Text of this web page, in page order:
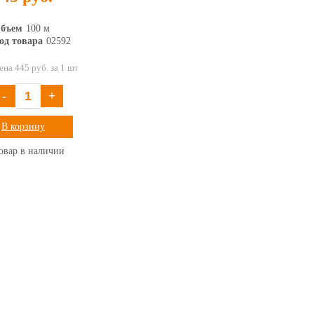
100 м
товара 02592
445 руб. за 1 шт
- +
В корзину
в наличии